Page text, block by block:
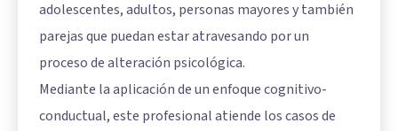
adolescentes, adultos, personas mayores y también
parejas que puedan estar atravesando por un
proceso de alteración psicológica.
Mediante la aplicación de un enfoque cognitivo-
conductual, este profesional atiende los casos de